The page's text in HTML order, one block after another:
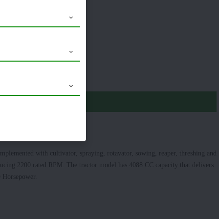
with cultivator, spraying, rotavator, sowing, reaper, threshing and
2200 rated RPM. The tractor model has 4088 CC capacity that delivers